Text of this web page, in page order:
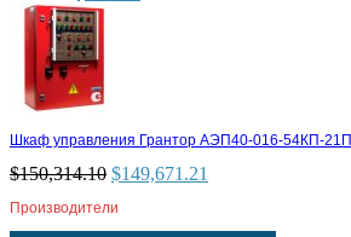
Шкаф управления Грантор АЭП40-016-54КП-21П
$150,314.10 $149,671.21
Производители